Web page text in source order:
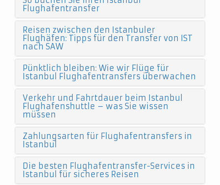
Flughafentransfer
Reisen zwischen den Istanbuler
Flughäfen: Tipps für den Transfer von IST
nach SAW
Pünktlich bleiben: Wie wir Flüge für
Istanbul Flughafentransfers überwachen
Verkehr und Fahrtdauer beim Istanbul
Flughafenshuttle – was Sie wissen
müssen
Zahlungsarten für Flughafentransfers in
Istanbul
Die besten Flughafentransfer-Services in
Istanbul für sicheres Reisen